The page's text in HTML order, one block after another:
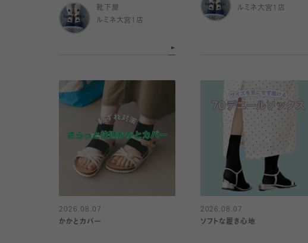
靴下屋
ルミネ大宮1店
ルミネ大宮1店
2026.08.07
かかとカバー
2026.08.07
ソフトな履き心地